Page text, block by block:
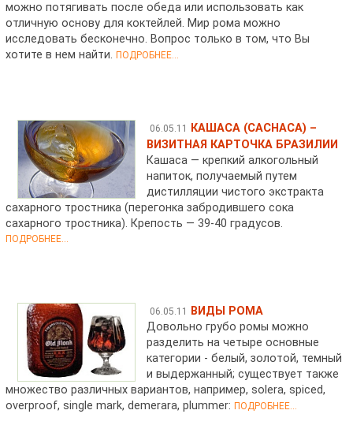
можно потягивать после обеда или использовать как
отличную основу для коктейлей. Мир рома можно
исследовать бесконечно. Вопрос только в том, что Вы
хотите в нем найти.ПОДРОБНЕЕ...
06.05.11
КАШАСА (CACHACA) –
ВИЗИТНАЯ КАРТОЧКА БРАЗИЛИИ
Кашаса — крепкий алкогольный
напиток, получаемый путем
дистилляции чистого экстракта
сахарного тростника (перегонка забродившего сока
сахарного тростника). Крепость — 39-40 градусов.
ПОДРОБНЕЕ...
06.05.11
ВИДЫ РОМА
Довольно грубо ромы можно
разделить на четыре основные
категории - белый, золотой, темный
и выдержанный; существует также
множество различных вариантов, например, solera, spiced,
overproof, single mark, demerara, plummer:ПОДРОБНЕЕ...